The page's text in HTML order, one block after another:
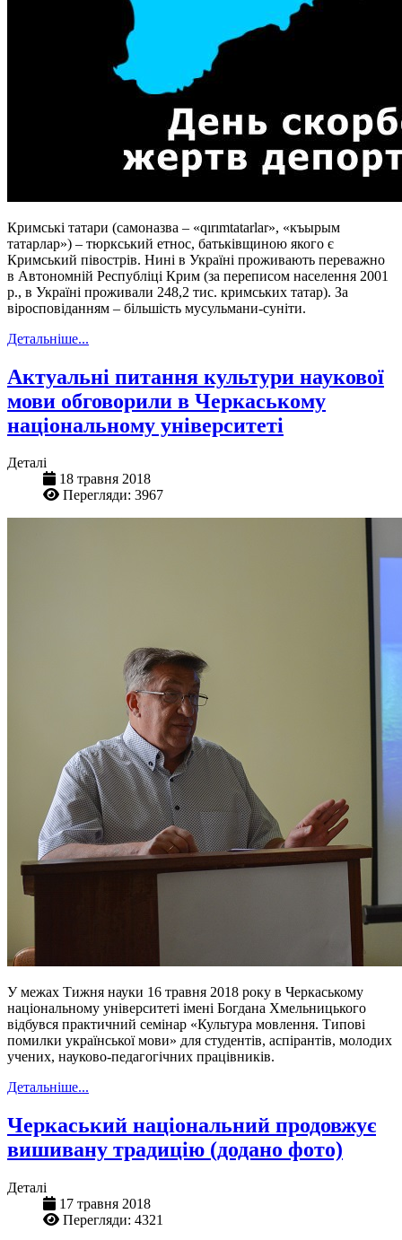
Кримські татари (самоназва – «qırımtatarlar», «къырым
татарлар») – тюркський етнос, батьківщиною якого є
Кримський півострів. Нині в Україні проживають переважно
в Автономній Республіці Крим (за переписом населення 2001
р., в Україні проживали 248,2 тис. кримських татар). За
віросповіданням – більшість мусульмани-суніти.
Детальніше...
Актуальні питання культури наукової
мови обговорили в Черкаському
національному університеті
Деталі
18 травня 2018
Перегляди: 3967
У межах Тижня науки 16 травня 2018 року в Черкаському
національному університеті імені Богдана Хмельницького
відбувся практичний семінар «Культура мовлення. Типові
помилки української мови» для студентів, аспірантів, молодих
учених, науково-педагогічних працівників.
Детальніше...
Черкаський національний продовжує
вишивану традицію (додано фото)
Деталі
17 травня 2018
Перегляди: 4321